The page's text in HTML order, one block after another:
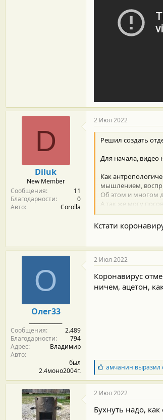
D
Diluk
New Member
Сообщения
11
Благодарности
0
Авто
Corolla
2 Июл 2022
Решил создать
Для начала, видео
Как
мышлением,
Об этом и многом
А так же могу
https://
Кстати
О
Олег33
Сообщения
2.489
Благодарности
794
Адрес
Владимир
Авто
был
2.4моно2004г.
2 Июл 2022
Коронавирус
ничем, ацетон,
Б
л
а
г
о
д
а
амчанин выразил
2 Июл 2022
Бухнуть надо, как